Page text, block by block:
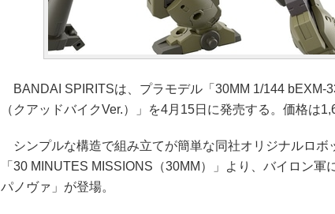
BANDAI SPIRITSは、プラモデル「30MM 1/144 bEXM-
（クアッドバイクVer.）」を4月15日に発売する。価格は
シンプルな構造で組み立てが簡単な同社オリジナルロボ
「30 MINUTES MISSIONS（30MM）」より、バイロン軍
パノヴァ」が登場。